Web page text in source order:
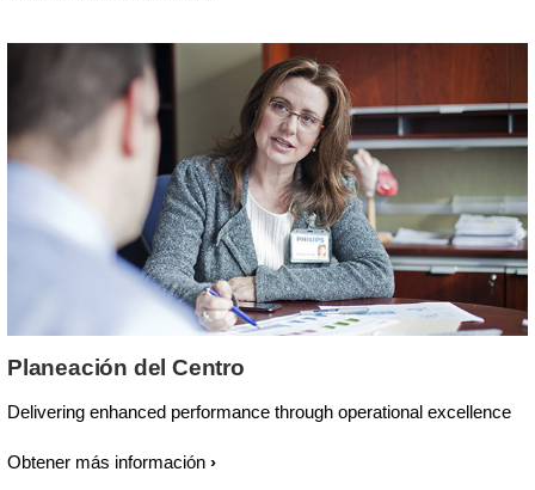
Planeación del Centro
Delivering enhanced performance through operational excellence
Obtener más información